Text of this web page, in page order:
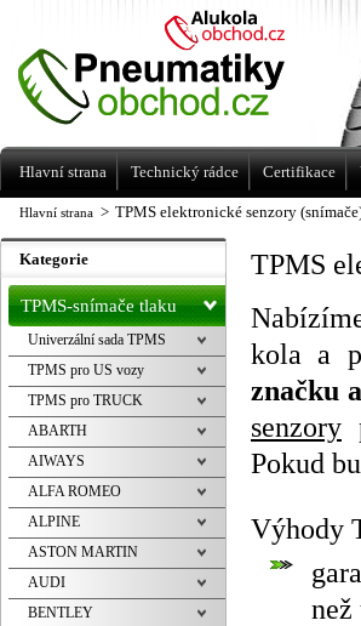
Hlavní strana > TPMS elektronické senzory
TPMS
kola a
značku
senzory
Pokud
Výhody
než
Kategorie
TPMS-snímače tlaku
Univerzální sada TPMS
TPMS pro US vozy
TPMS pro TRUCK
ABARTH
AIWAYS
ALFA ROMEO
ALPINE
ASTON MARTIN
AUDI
BENTLEY
Levné pneumatiky letní, zimní, Alu kola
a litá kola Racing Line
Hlavní strana Technický rádce Certifikace